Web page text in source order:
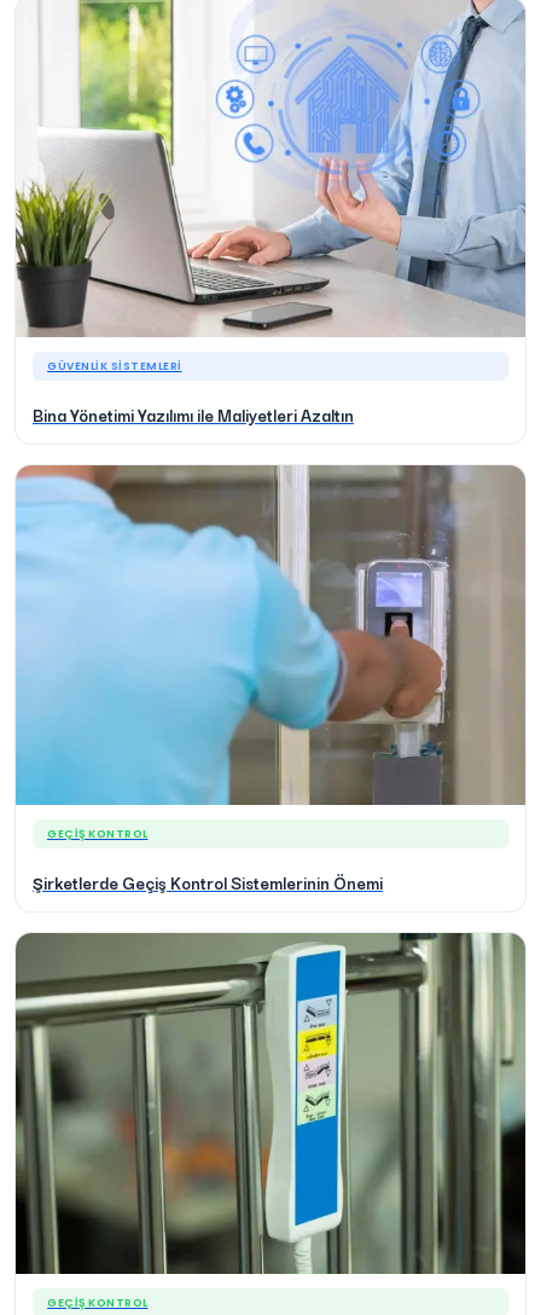
GÜVENLIK SISTEMLERI
Bina Yönetimi Yazılımı ile Maliyetleri Azaltın
GEÇIŞ KONTROL
Şirketlerde Geçiş Kontrol Sistemlerinin Önemi
GEÇIŞ KONTROL